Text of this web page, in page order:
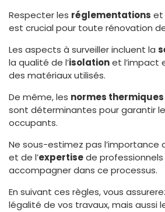
Respecter les réglementations et
est crucial pour toute rénovation
Les aspects à surveiller incluent la
la qualité de l’isolationet l’impact
des matériaux utilisés.
De même, les normes thermiques
sont déterminantes pour garantir
occupants.
Ne sous-estimez pas l’importance
et de l’expertisede
accompagner dans ce processus.
En suivant ces règles, vous
légalité de vos travaux, mais aussi